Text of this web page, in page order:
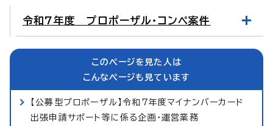
令和7年度 プロポーザル・コンペ案件
このページを見た人は
こんなページも見ています
【公募型プロポーザル】令和7年度マイナンバーカード
出張申請サポート等に係る企画・運営業務